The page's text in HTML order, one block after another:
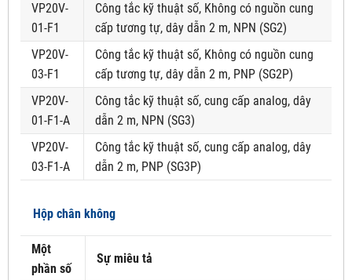
VP20V-
01-F1
Công tắc kỹ thuật số, Không có nguồn cung
cấp tương tự, dây dẫn 2 m, NPN (SG2)
VP20V-
03-F1
Công tắc kỹ thuật số, Không có nguồn cung
cấp tương tự, dây dẫn 2 m, PNP (SG2P)
VP20V-
01-F1-A
Công tắc kỹ thuật số, cung cấp analog, dây
dẫn 2 m, NPN (SG3)
VP20V-
03-F1-A
Công tắc kỹ thuật số, cung cấp analog, dây
dẫn 2 m, PNP (SG3P)
Hộp chân không
Một
phần số
Sự miêu tả